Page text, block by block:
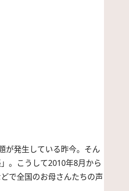
が発生している昨今。そん
。こうして2010年8月から
で全国のお母さんたちの声